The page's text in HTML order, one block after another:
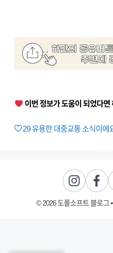
이번 정보가 도움이 되었다
29유용한 대중교통 소식이에
© 2026 도플소프트 블로그